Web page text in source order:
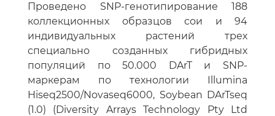
Проведено SNP-генотипирование 188
коллекционных образцов сои и 94
индивидуальных растений трех
специально созданных гибридных
популяций по 50.000 DArT и SNP-
маркерам по технологии Illumina
Hiseq2500/Novaseq6000, Soybean DArTseq
(1.0) (Diversity Arrays Technology Pty Ltd